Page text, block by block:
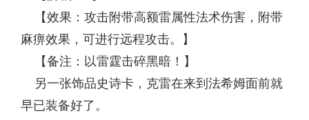
【效果：攻击附带高额雷属性法术伤害，附带
麻痹效果，可进行远程攻击。】
【备注：以雷霆击碎黑暗！】
另一张饰品史诗卡，克雷在来到法希姆面前就
早已装备好了。